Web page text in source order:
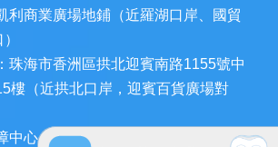
利商業廣場地鋪（近羅湖口岸、國貿
珠海市香洲區拱北迎賓南路1155號中
樓（近拱北口岸，迎賓百貨廣場對
中心：九龍荔枝角長裕街11號定豐中